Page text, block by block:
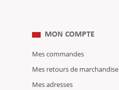
MON COMPTE
Mes commandes
Mes retours de marchandise
Mes adresses